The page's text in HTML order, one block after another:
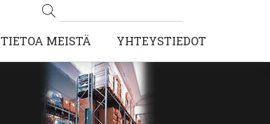
TIETOA MEISTÄ YHTEYSTIEDOT